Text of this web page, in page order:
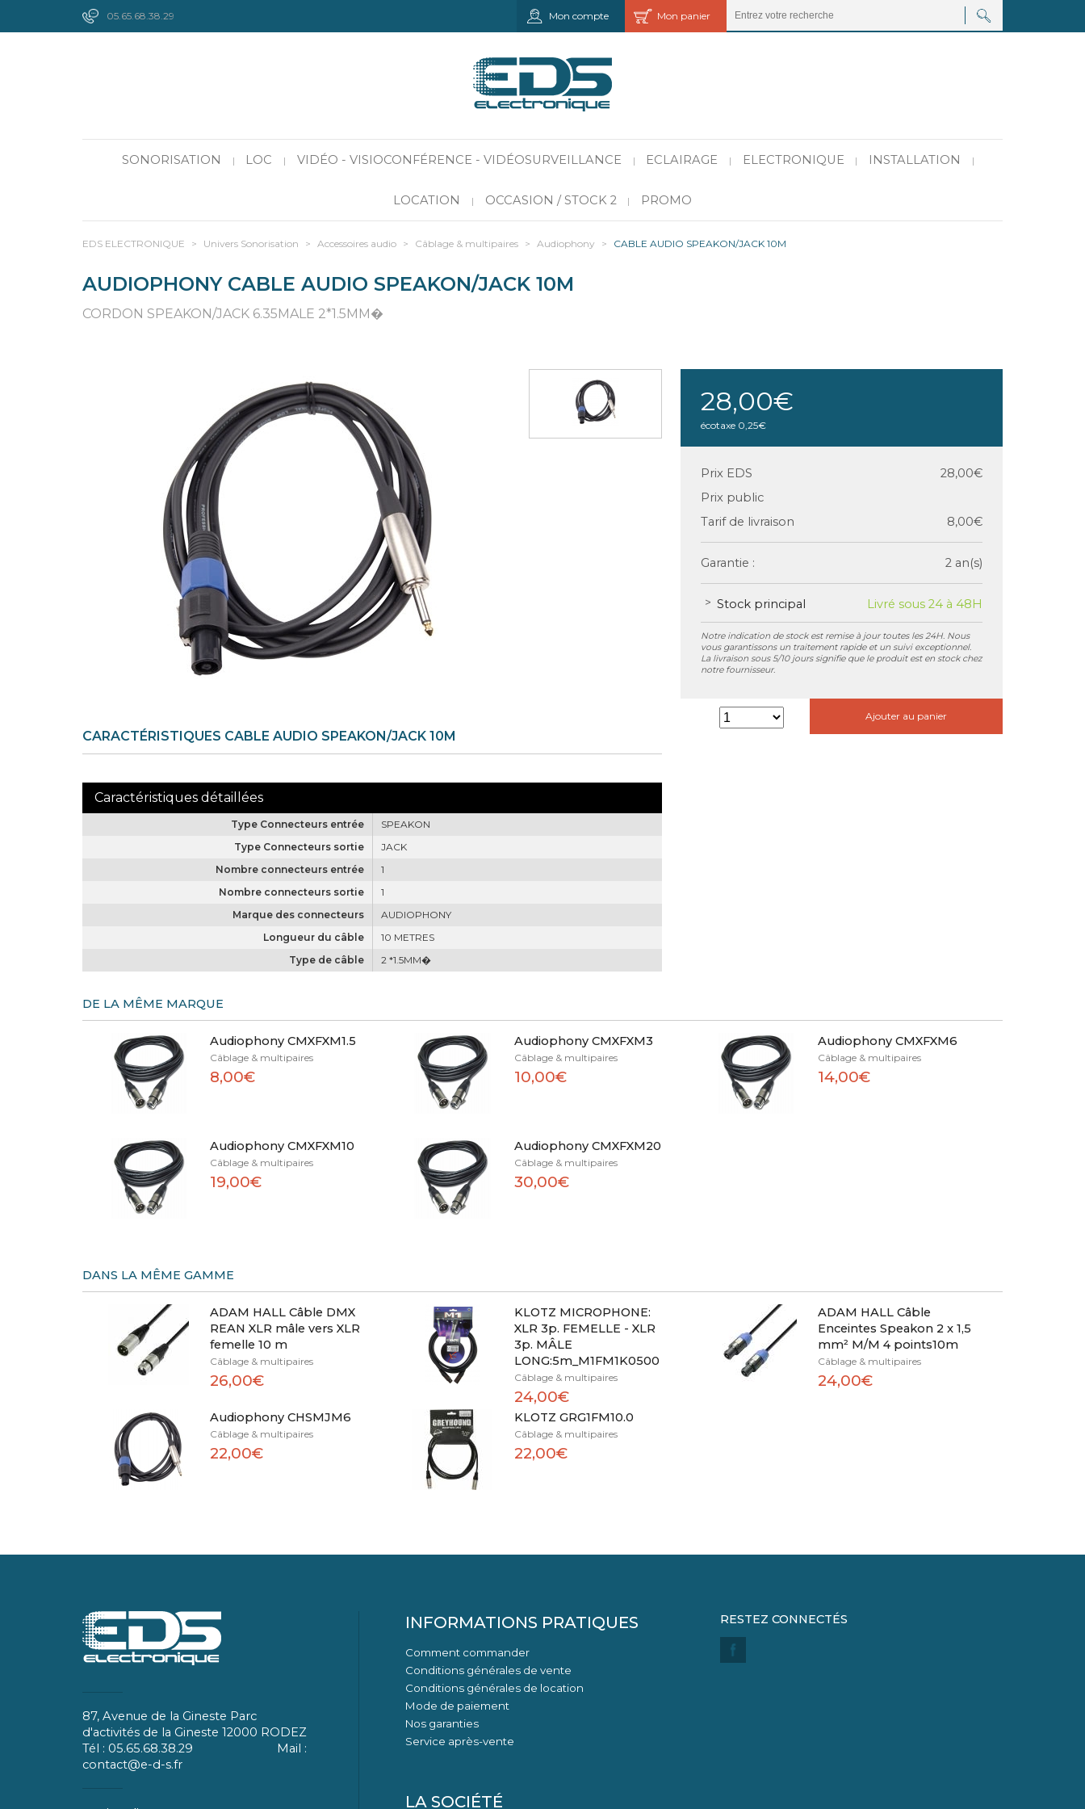
05.65.68.38.29 Mon panier
Mon compte
SONORISATION | LOC | VIDÉO - VISIOCONFÉRENCE - VIDÉOSURVEILLANCE | ECLAIRAGE | ELECTRONIQUE | INSTALLATION |
LOCATION | OCCASION / STOCK 2 | PROMO
EDS ELECTRONIQUE > Univers Sonorisation > Accessoires audio > Câblage & multipaires > Audiophony > CABLE AUDIO SPEAKON/JACK 10M
AUDIOPHONY CABLE AUDIO SPEAKON/JACK 10M
CORDON SPEAKON/JACK 6.35MALE 2*1.5MM�
28,00€
écotaxe 0,25€
Prix EDS
28,00€
Prix public
Tarif de livraison
8,00€
Garantie : 2 an(s)
Stock principal Livré sous 24 à 48H
Notre indication de stock est remise à jour toutes les 24H. Nous
vous garantissons un traitement rapide et un suivi exceptionnel.
La livraison sous 5/10 jours signifie que le produit est en stock chez
notre fournisseur.
Ajouter au panier
CARACTÉRISTIQUES CABLE AUDIO SPEAKON/JACK 10M
Type Connecteurs entrée
SPEAKON
Type Connecteurs sortie
JACK
Nombre connecteurs entrée
1
Nombre connecteurs sortie
1
Marque des connecteurs
AUDIOPHONY
Longueur du câble
10 METRES
Type de câble
2 *1.5MM�
DE LA MÊME MARQUE
Audiophony CMXFXM1.5
Câblage & multipaires
8,00€
Audiophony CMXFXM3
Câblage & multipaires
10,00€
Audiophony CMXFXM6
Câblage & multipaires
14,00€
Audiophony CMXFXM10
Câblage & multipaires
19,00€
Audiophony CMXFXM20
Câblage & multipaires
30,00€
DANS LA MÊME GAMME
ADAM HALL Câble DMX
REAN XLR mâle vers XLR
femelle 10 m
Câblage & multipaires
26,00€
KLOTZ MICROPHONE:
XLR 3p. FEMELLE - XLR
3p. MÂLE
LONG:5m_M1FM1K0500
Câblage & multipaires
24,00€
ADAM HALL Câble
Enceintes Speakon 2 x 1,5
mm² M/M 4 points10m
Câblage & multipaires
24,00€
Audiophony CHSMJM6
Câblage & multipaires
22,00€
KLOTZ GRG1FM10.0
Câblage & multipaires
22,00€
87, Avenue de la Gineste Parc
d'activités de la Gineste 12000 RODEZ
Tél : 05.65.68.38.29 Mail :
contact@e-d-s.fr
INFORMATIONS PRATIQUES
Comment commander
Conditions générales de vente
Conditions générales de location
Mode de paiement
Nos garanties
Service après-vente
LA SOCIÉTÉ